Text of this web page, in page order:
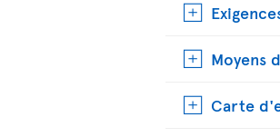
Moyens
Carte